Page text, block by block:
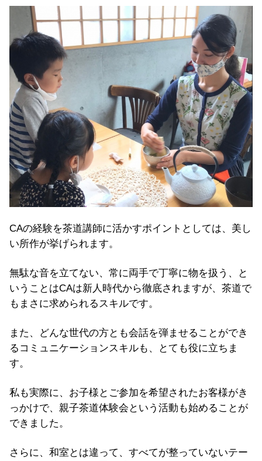
CAの経験を茶道講師に活かすポイントとしては、美し
い所作が挙げられます。
無駄な音を立てない、常に両手で丁寧に物を扱う、と
いうことはCAは新人時代から徹底されますが、茶道で
もまさに求められるスキルです。
また、どんな世代の方とも会話を弾ませることができ
るコミュニケーションスキルも、とても役に立ちま
す。
私も実際に、お子様とご参加を希望されたお客様がき
っかけで、親子茶道体験会という活動も始めることが
できました。
さらに、和室とは違って、すべてが整っていないテー